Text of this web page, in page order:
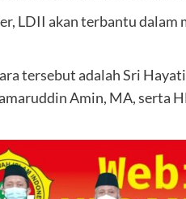
LDII akan terbantu
tersebut adalah Sri
Amin, MA, serta